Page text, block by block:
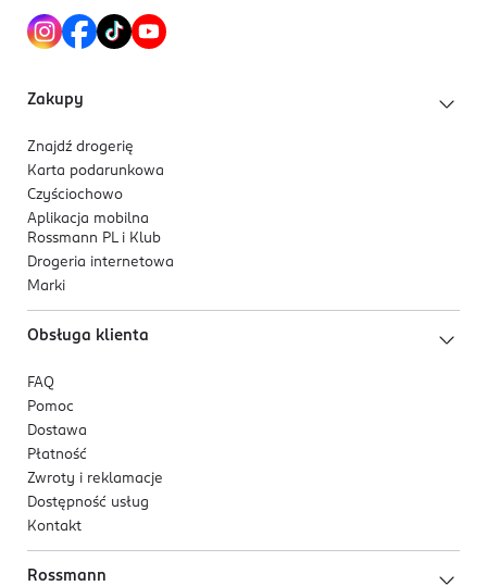
Zakupy
Znajdź drogerię
Karta podarunkowa
Czyściochowo
Aplikacja mobilna
Rossmann PL i Klub
Drogeria internetowa
Marki
Obsługa klienta
FAQ
Pomoc
Dostawa
Płatność
Zwroty i reklamacje
Dostępność usług
Kontakt
Rossmann